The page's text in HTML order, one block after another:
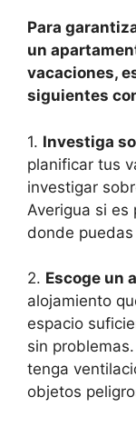
Para
un
vacaciones,
siguientes
1. Investiga
planificar tus
investigar
Averigua si
donde
2. Escoge un
alojamiento
espacio
sin
tenga
objetos